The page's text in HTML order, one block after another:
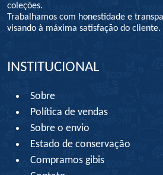
coleções.
Trabalhamos com honestidade e
visando à máxima satisfação do cliente.
INSTITUCIONAL
Sobre
Política de vendas
Sobre o envio
Estado de conservação
Compramos gibis